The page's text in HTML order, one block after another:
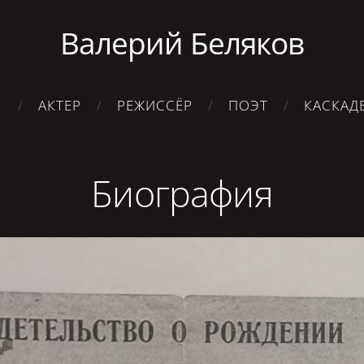
Валерий Беляков
АКТЕР РЕЖИССЁР ПОЭТ
Биография